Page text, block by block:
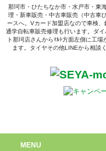
那珂市・ひたちなか市・水戸市・東
理・新車販売・中古車販売（中古車
ースへ。Vカード加盟店なので車検
通学自転車販売修理も行います。ダ
ト那珂店さんからﾏﾙﾄ方面左側に工
ます。タイヤその他LINEから相談
MENU